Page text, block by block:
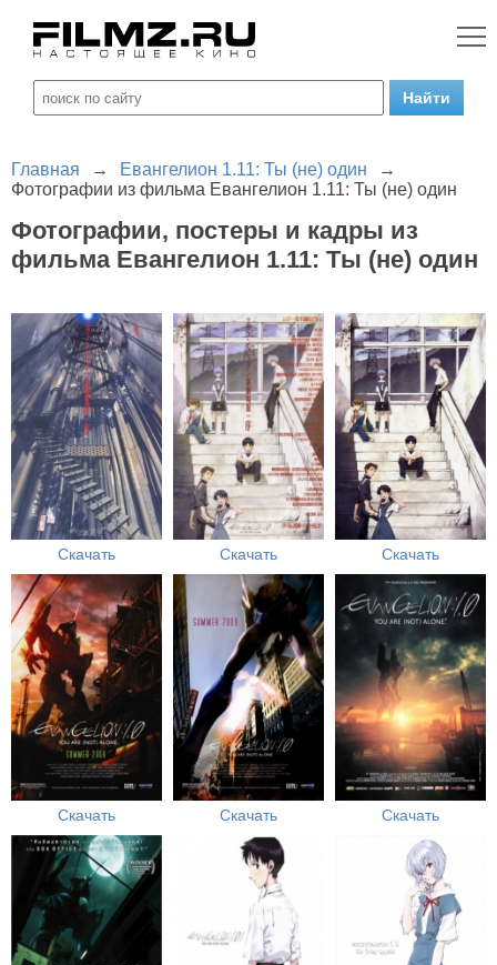
Главная → Евангелион 1.11: Ты (не) один
→
Фотографии из фильма Евангелион 1.11: Ты (не) один
Фотографии, постеры и кадры из
фильма Евангелион 1.11: Ты (не) один
Скачать Скачать Скачать
Скачать Скачать Скачать